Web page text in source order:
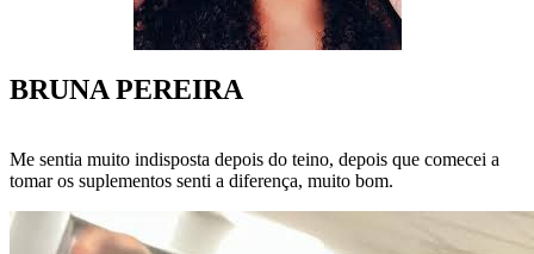
BRUNA PEREIRA
Me sentia muito indisposta depois do teino, depois que comecei a
tomar os suplementos senti a diferença, muito bom.